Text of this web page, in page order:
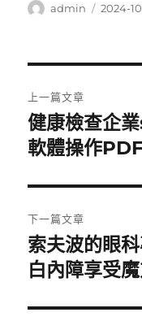
作
admin
發
2024-
章
導
覽
上一篇文章
上
一
文
章:
健康檢查企
軟體操作
下一篇文章
下
一
文
索夫波的眼
白內障享受